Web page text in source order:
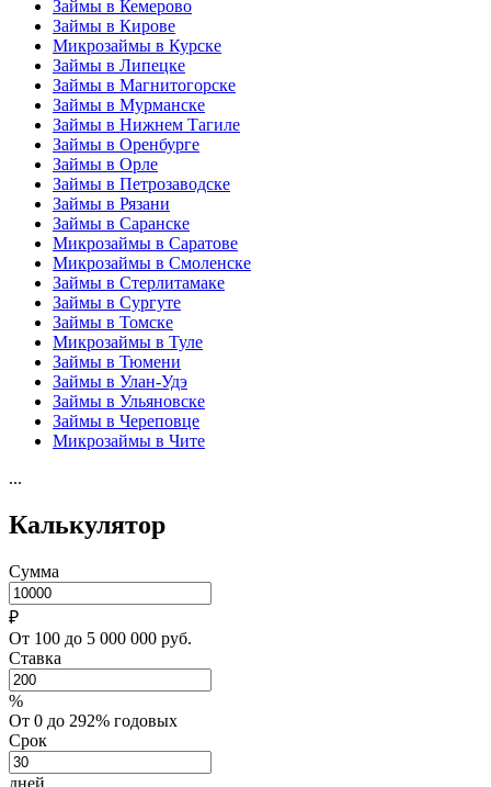
Займы в Кемерово
Займы в Кирове
Микрозаймы в Курске
Займы в Липецке
Займы в Магнитогорске
Займы в Мурманске
Займы в Нижнем Тагиле
Займы в Оренбурге
Займы в Орле
Займы в Петрозаводске
Займы в Рязани
Займы в Саранске
Микрозаймы в Саратове
Микрозаймы в Смоленске
Займы в Стерлитамаке
Займы в Сургуте
Займы в Томске
Микрозаймы в Туле
Займы в Тюмени
Займы в Улан-Удэ
Займы в Ульяновске
Займы в Череповце
Микрозаймы в Чите
...
Калькулятор
Сумма
₽
От 100 до 5 000 000 руб.
Ставка
%
От 0 до 292% годовых
Срок
дней